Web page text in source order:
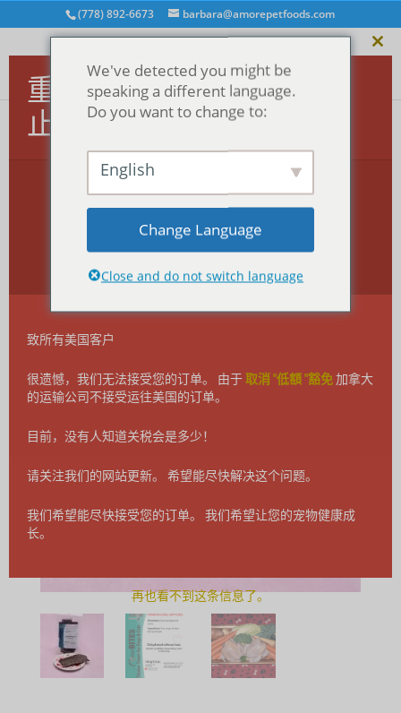
(778) 892-6673 barbara@amorepetfoods.com
治疗/ 爱的咬合
We've detected you might be
speaking a different language.
Do you want to change to:
English
Change Language
Close and do not switch language
关
重要！美国订单暂时中
止。
致所有美国客户
很遗憾，我们无法接受您的订单。 由于取消 "低額 "豁免加拿大
的运输公司不接受运往美国的订单。
目前，没有人知道关税会是多少！
请关注我们的网站更新。 希望能尽快解决这个问题。
我们希望能尽快接受您的订单。 我们希望让您的宠物健康成
长。
再也看不到这条信息了。